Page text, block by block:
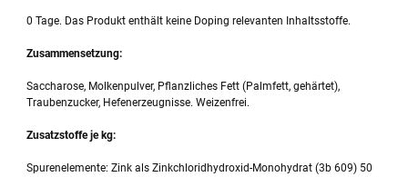
0 Tage. Das Produkt enthält keine Doping relevanten Inhaltsstoffe.
Zusammensetzung:
Saccharose, Molkenpulver, Pflanzliches Fett (Palmfett, gehärtet),
Traubenzucker, Hefenerzeugnisse. Weizenfrei.
Zusatzstoffe je kg:
Spurenelemente: Zink als Zinkchloridhydroxid-Monohydrat (3b 609) 50